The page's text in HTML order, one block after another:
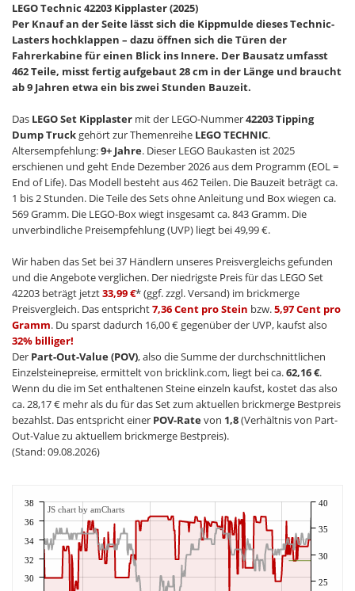
LEGO Technic 42203 Kipplaster (2025)
Per Knauf an der Seite lässt sich die Kippmulde dieses Technic-
Lasters hochklappen – dazu öffnen sich die Türen der
Fahrerkabine für einen Blick ins Innere. Der Bausatz umfasst
462 Teile, misst fertig aufgebaut 28 cm in der Länge und braucht
ab 9 Jahren etwa ein bis zwei Stunden Bauzeit.
Das LEGO Set Kipplaster mit der LEGO-Nummer42203 Tipping
Dump Truckgehört zur Themenreihe LEGO TECHNIC.
Altersempfehlung:9+ Jahre. Dieser LEGO Baukasten ist 2025
erschienen und geht Ende Dezember 2026 aus dem Programm (EOL =
End of Life). Das Modell besteht aus 462 Teilen. Die Bauzeit beträgt ca.
1 bis 2 Stunden. Die Teile des Sets ohne Anleitung und Box wiegen ca.
569 Gramm. Die LEGO-Box wiegt insgesamt ca. 843 Gramm. Die
unverbindliche Preisempfehlung (UVP) liegt bei 49,99 €.
Wir haben das Set bei 37 Händlern unseres Preisvergleichs gefunden
und die Angebote verglichen. Der niedrigste Preis für das LEGO Set
42203 beträgt jetzt33,99 €* (ggf. zzgl. Versand) im brickmerge
Preisvergleich. Das entspricht7,36 Cent pro Stein bzw.5,97 Cent pro
Gramm. Du sparst dadurch 16,00 € gegenüber der UVP, kaufst also
32% billiger!
Der Part-Out-Value (POV), also die Summe der durchschnittlichen
Einzelsteinepreise, ermittelt von bricklink.com, liegt bei ca.62,16 €.
Wenn du die im Set enthaltenen Steine einzeln kaufst, kostet das also
ca. 28,17 € mehr als du für das Set zum aktuellen brickmerge Bestpreis
bezahlst. Das entspricht einer POV-Ratevon 1,8(Verhältnis von Part-
Out-Value zu aktuellem brickmerge Bestpreis).
(Stand: 09.08.2026)
30
32
34
36
38
25
30
35
40
JS chart by amCharts